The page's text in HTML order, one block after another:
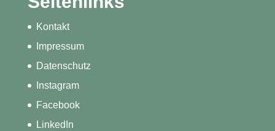
Kontakt
Impressum
Datenschutz
Instagram
Facebook
LinkedIn